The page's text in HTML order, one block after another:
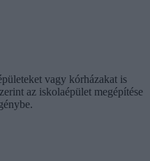
vagy kórházakat is
az iskolaépület megépítése